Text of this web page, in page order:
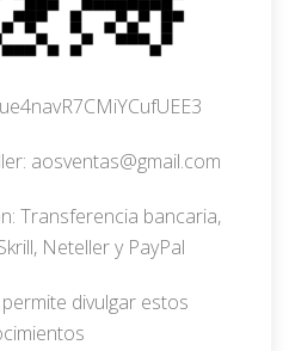
aosventas@gmail.com
Transferencia bancaria,
Neteller y PayPal
divulgar estos